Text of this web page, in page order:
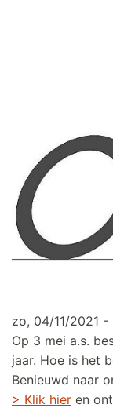
zo, 04/11/2021 -
Op 3 mei a.s.
jaar. Hoe is het
Benieuwd naar
> Klik hier en